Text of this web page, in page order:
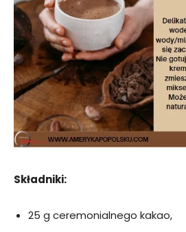
Składniki:
25 g ceremonialnego kakao,